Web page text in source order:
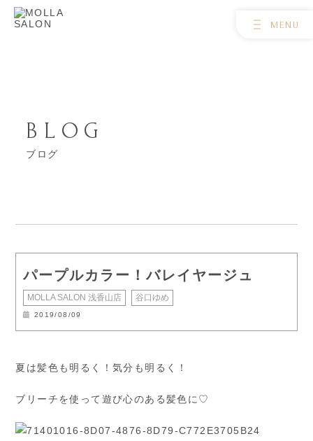
BLOG
ブログ
パープルカラー！バレイヤージュ
MOLLA SALON 浅香山店 谷口ゆめ
2019/08/09
夏は髪色も明るく！気分も明るく！
ブリーチを使って遊び心のある髪色に♡